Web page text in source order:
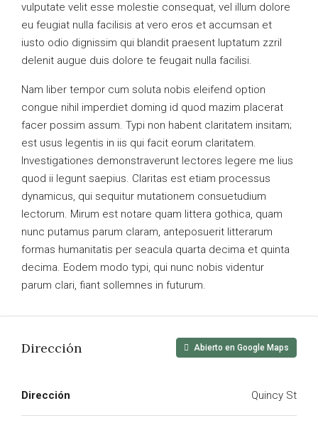
vulputate velit esse molestie consequat, vel illum dolore
eu feugiat nulla facilisis at vero eros et accumsan et
iusto odio dignissim qui blandit praesent luptatum zzril
delenit augue duis dolore te feugait nulla facilisi.
Nam liber tempor cum soluta nobis eleifend option
congue nihil imperdiet doming id quod mazim placerat
facer possim assum. Typi non habent claritatem insitam;
est usus legentis in iis qui facit eorum claritatem.
Investigationes demonstraverunt lectores legere me lius
quod ii legunt saepius. Claritas est etiam processus
dynamicus, qui sequitur mutationem consuetudium
lectorum. Mirum est notare quam littera gothica, quam
nunc putamus parum claram, anteposuerit litterarum
formas humanitatis per seacula quarta decima et quinta
decima. Eodem modo typi, qui nunc nobis videntur
parum clari, fiant sollemnes in futurum.
Dirección Abierto en Google Maps
Dirección Quincy St